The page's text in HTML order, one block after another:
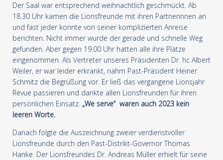
Der Saal war entsprechend weihnachtlich geschmückt. Ab
18.30 Uhr kamen die Lionsfreunde mit ihren Partnerinnen an
und fast jeder konnte von seiner komplizierten Anreise
berichten. Nicht immer wurde der gerade und schnelle Weg
gefunden. Aber gegen 19.00 Uhr hatten alle ihre Plätze
eingenommen. Als Vertreter unseres Präsidenten Dr. hc Albert
Weiler, er war leider erkrankt, nahm Past-Präsident Heiner
Schmitz die Begrüßung vor. Er ließ das vergangene Lionsjahr
Revue passieren und dankte allen Lionsfreunden für ihren
persönlichen Einsatz. „We serve“ waren auch 2023 kein
leeren Worte.
Danach folgte die Auszeichnung zweier verdienstvoller
Lionsfreunde durch den Past-Distrikt-Governor Thomas
Hanke. Der Lionsfreundes Dr. Andreas Müller erhielt für seine